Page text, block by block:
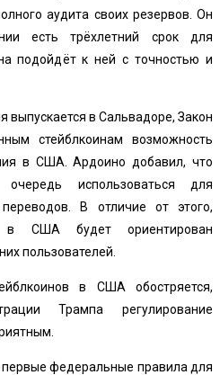
аудита своих резервов. Он
есть трёхлетний срок для
подойдёт к ней с точностью и
выпускается в Сальвадоре, Закон
стейблкоинам возможность
в США. Ардоино добавил, что
использоваться для
В отличие от этого,
в США будет ориентирован
пользователей.
в США обостряется,
Трампа регулирование
первые федеральные правила для